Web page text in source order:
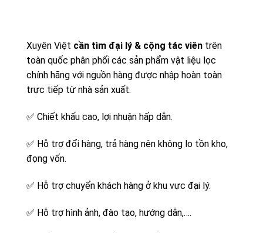
Xuyên Việt cần tìm đại lý & cộng tác viên trên
toàn quốc phân phối các sản phẩm vật liệu lọc
chính hãng với nguồn hàng được nhập hoàn toàn
trực tiếp từ nhà sản xuất.
✅ Chiết khấu cao, lợi nhuận hấp dẫn.
✅ Hỗ trợ đổi hàng, trả hàng nên không lo tồn kho,
đọng vốn.
✅ Hỗ trợ chuyển khách hàng ở khu vực đại lý.
✅ Hỗ trợ hình ảnh, đào tạo, hướng dẫn,….